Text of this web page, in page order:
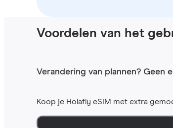
Voordelen van het
Verandering van plannen? Geen
Koop je Holafly eSIM met extra